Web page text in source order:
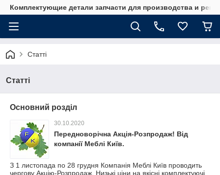
Комплектующие детали запчасти для производства и
Статті
Статті
Основний розділ
30.10.2020
Передноворічна Акція-Розпродаж! Від
компанії Меблі Київ.
З 1 листопада по 28 грудня Компанія Меблі Київ проводить
чергову Акцію-Розпродаж. Низькі ціни на якісні комплектуючі